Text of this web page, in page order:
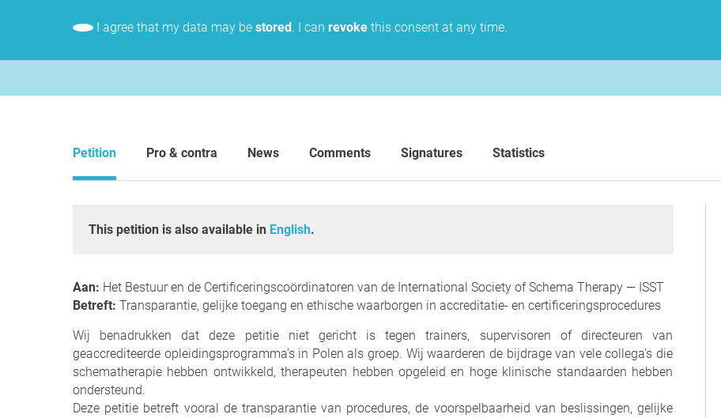
I agree that my data may be stored. I can revoke this consent at any time.
Petition Pro & contra News Comments Signatures Statistics
This petition is also available in English.
Aan: Het Bestuur en de Certificeringscoördinatoren van de International Society of Schema Therapy — ISST
Betreft: Transparantie, gelijke toegang en ethische waarborgen in accreditatie- en certificeringsprocedures
Wij benadrukken dat deze petitie niet gericht is tegen trainers, supervisoren of directeuren van
geaccrediteerde opleidingsprogramma’s in Polen als groep. Wij waarderen de bijdrage van vele collega’s die
schematherapie hebben ontwikkeld, therapeuten hebben opgeleid en hoge klinische standaarden hebben
ondersteund.
Deze petitie betreft vooral de transparantie van procedures, de voorspelbaarheid van beslissingen, gelijke